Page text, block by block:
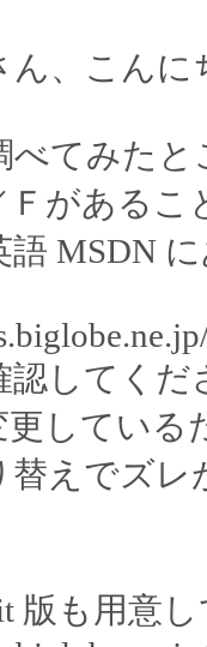
、こんに
べてみた
Ｆがあるこ
語 MSDN
認してくだ
更してい
替えでズ
版も用意